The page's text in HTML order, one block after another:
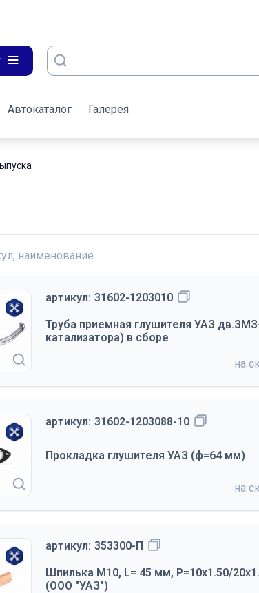
Автокаталог Галерея
наименование
артикул: 31602-1203010
Труба приемная глушителя УАЗ
катализатора) в сборе
на
артикул: 31602-1203088-10
Прокладка глушителя УАЗ (ф=64 мм)
на
артикул: 353300-П
Шпилька М10, L= 45 мм, Р=10х1.50/
(ООО "УАЗ")